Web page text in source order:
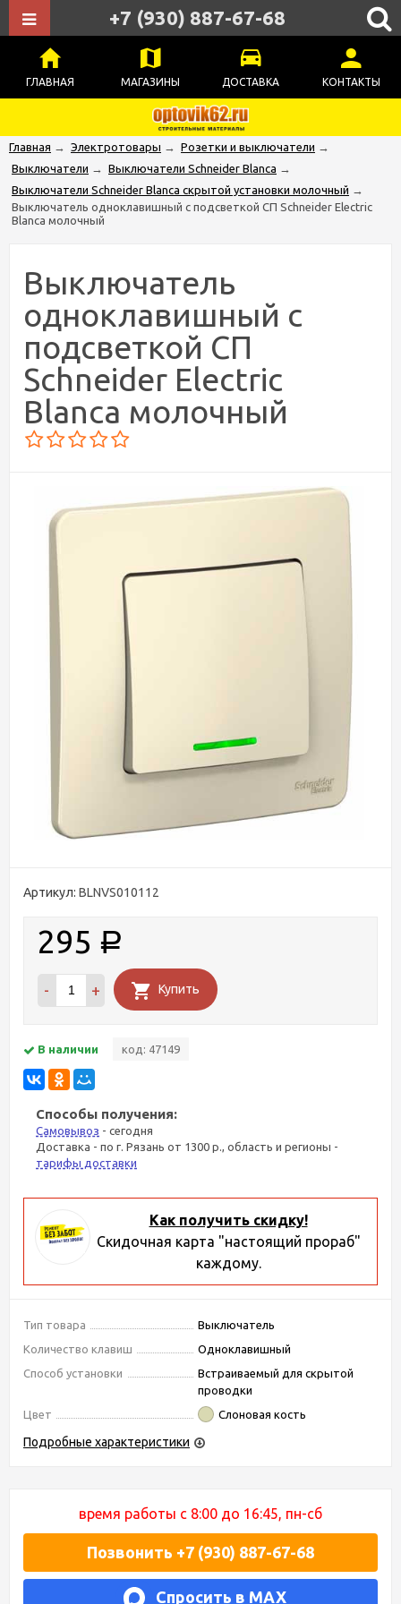
ГЛАВНАЯ МАГАЗИНЫ ДОСТАВКА КОНТАКТЫ
+7 (930) 887-67-68
Главная → Электротовары → Розетки и выключатели →
Выключатели → Выключатели Schneider Blanca →
Выключатели Schneider Blanca скрытой установки молочный →
Выключатель одноклавишный с подсветкой СП Schneider Electric
Blanca молочный
Выключатель
одноклавишный с
подсветкой СП
Schneider Electric
Blanca молочный
Артикул: BLNVS010112
295 Р
- + Купить
В наличии код: 47149
Способы получения:
Самовывоз - сегодня
Доставка - по г. Рязань от 1300 р., область и регионы -
тарифы доставки
Как получить скидку!
Скидочная карта "настоящий прораб"
каждому.
Тип товара
Выключатель
Количество клавиш
Одноклавишный
Способ установки
Встраиваемый для скрытой
проводки
Цвет
Слоновая кость
Подробные характеристики
время работы с 8:00 до 16:45, пн-сб
Позвонить +7 (930) 887-67-68
Спросить в MAX